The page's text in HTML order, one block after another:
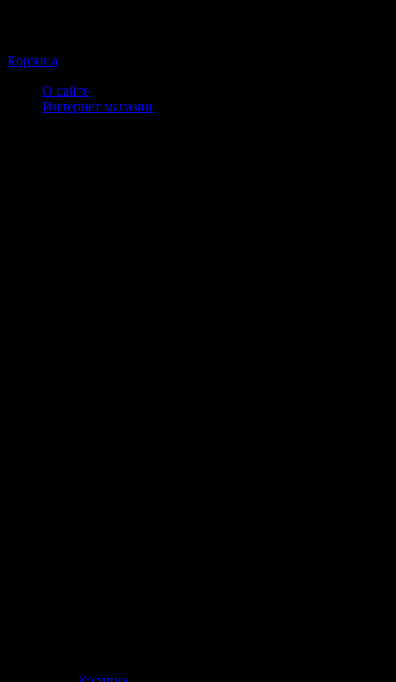
Корзина
О сайте
Интернет магазин